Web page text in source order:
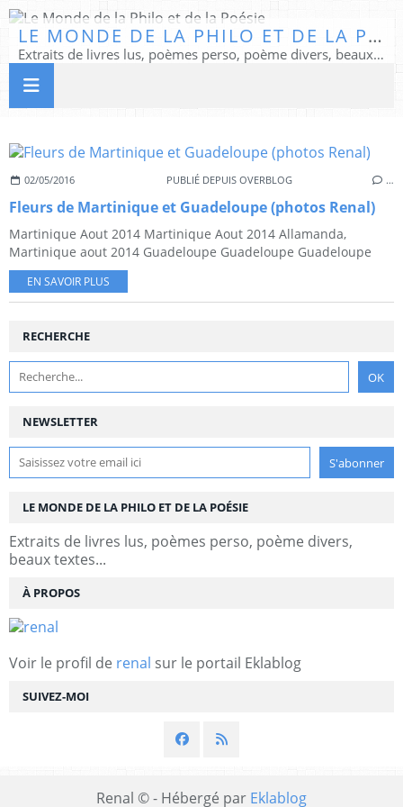
LE MONDE DE LA PHILO ET DE LA POÉSIE
Extraits de livres lus, poèmes perso, poème divers, beaux textes...
02/05/2016 PUBLIÉ DEPUIS OVERBLOG …
Fleurs de Martinique et Guadeloupe (photos Renal)
Martinique Aout 2014 Martinique Aout 2014 Allamanda,
Martinique aout 2014 Guadeloupe Guadeloupe Guadeloupe
EN SAVOIR PLUS
NEWSLETTER
SUIVEZ-MOI
RECHERCHE
LE MONDE DE LA PHILO ET DE LA POÉSIE
Extraits de livres lus, poèmes perso, poème divers,
beaux textes...
À PROPOS
Voir le profil de renal sur le portail Eklablog
Renal © - Hébergé par Eklablog